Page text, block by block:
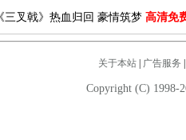
叉戟》热血归回 豪情筑梦 高清免
关于本站| 广告服务
Copyright (C) 1998-